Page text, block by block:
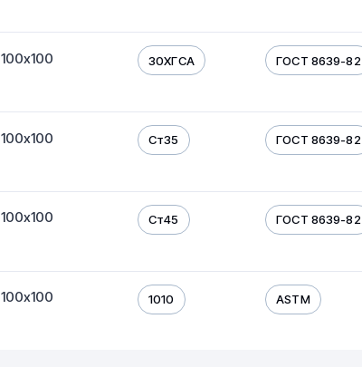
100х100 30ХГСА ГОСТ 8639-82
100х100 Ст35 ГОСТ 8639-82
100х100 Ст45 ГОСТ 8639-82
100х100 1010 ASTM